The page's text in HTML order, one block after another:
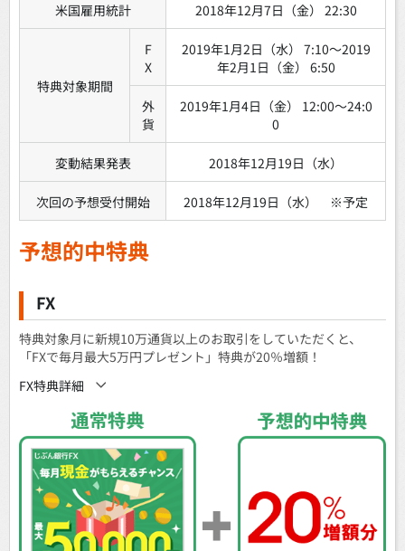
米国雇用統計 2018年12月7日（金） 22:30
特典対象期間
F
X
2019年1月2日（水） 7:10～2019
年2月1日（金） 6:50
外
貨
2019年1月4日（金） 12:00～24:0
0
変動結果発表 2018年12月19日（水）
次回の予想受付開始 2018年12月19日（水） ※予定
予想的中特典
FX
特典対象月に新規10万通貨以上のお取引をしていただくと、
「FXで毎月最大5万円プレゼント」特典が20％増額！
FX特典詳細